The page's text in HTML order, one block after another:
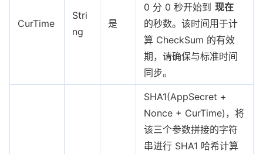
CurTime
Stri
ng
是
0 分 0 秒开始到 现在
的秒数。该时间用于计
算 CheckSum 的有效
期，请确保与标准时间
同步。
SHA1(AppSecret +
Nonce + CurTime)，将
该三个参数拼接的字符
串进行 SHA1 哈希计算